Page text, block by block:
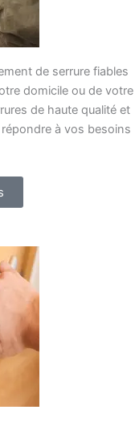
de serrure fiables
domicile ou de votre
de haute qualité et
à vos besoins